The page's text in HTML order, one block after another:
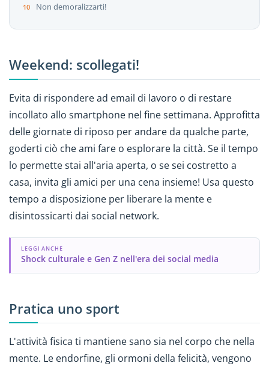
Non demoralizzarti!
Weekend: scollegati!
Evita di rispondere ad email di lavoro o di restare
incollato allo smartphone nel fine settimana. Approfitta
delle giornate di riposo per andare da qualche parte,
goderti ciò che ami fare o esplorare la città. Se il tempo
lo permette stai all'aria aperta, o se sei costretto a
casa, invita gli amici per una cena insieme! Usa questo
tempo a disposizione per liberare la mente e
disintossicarti dai social network.
LEGGI ANCHE
Shock culturale e Gen Z nell'era dei social media
Pratica uno sport
L'attività fisica ti mantiene sano sia nel corpo che nella
mente. Le endorfine, gli ormoni della felicità, vengono